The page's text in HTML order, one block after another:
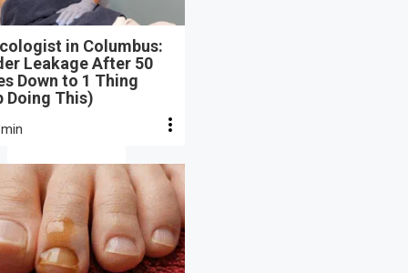
in Columbus:
Leakage After 50
Down to 1 Thing
Doing This)